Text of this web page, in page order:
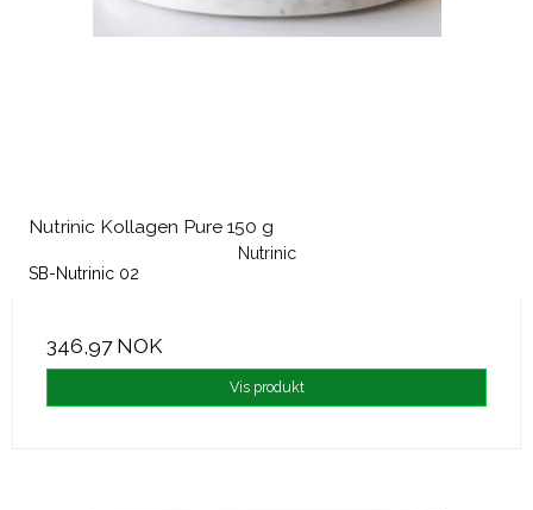
Nutrinic Kollagen Pure 150 g
Nutrinic
SB-Nutrinic 02
346,97 NOK
Vis produkt